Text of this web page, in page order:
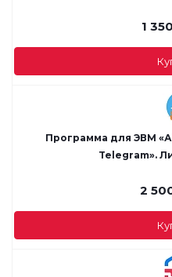
1 350
Программа для ЭВМ
Telegram».
2